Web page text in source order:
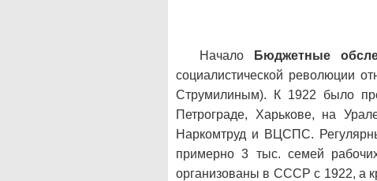
Начало Бюджетные
социалистической революции
Струмилиным). К 1922 было
Петрограде, Харькове, на
Наркомтруд и ВЦСПС.
примерно 3 тыс. семей
организованы в СССР с 1922, а